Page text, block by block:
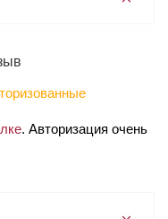
. Авторизация очень